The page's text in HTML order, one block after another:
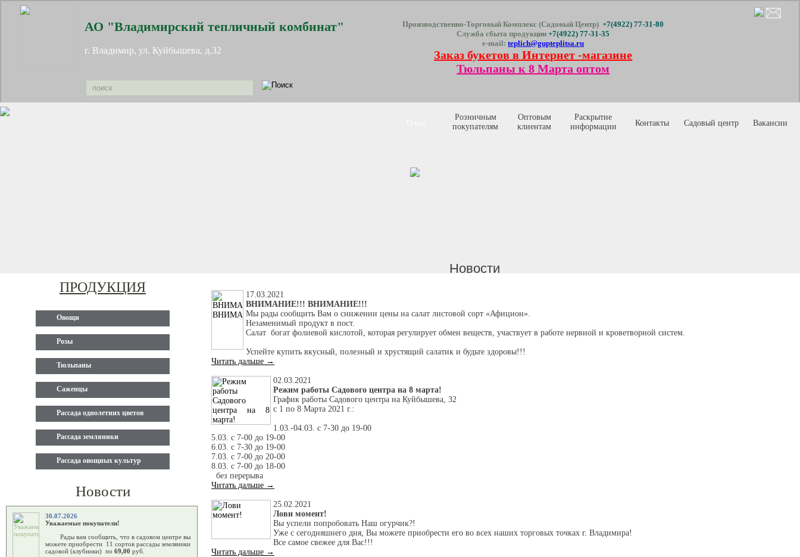
АО "Владимирский тепличный комбинат"
г. Владимир, ул. Куйбышева, д.32
Производственно-Торговый Комплекс (Садовый Центр) +7(4922) 77-31-80
Служба сбыта продукции+7(4922) 77-31-35
e-mail:teplich@gupteplitsa.ru
Заказ букетов в Интернет -магазине
Тюльпаны к 8 Марта оптом
Розничным
покупателям
Оптовым
клиентам
Раскрытие
информации
Контакты Садовый центр Вакансии
ПРОДУКЦИЯ
Овощи
Розы
Тюльпаны
Саженцы
Рассада однолетних цветов
Рассада земляники
Рассада овощных культур
Новости
30.07.2026
Уважаемые покупатели!
Рады вам сообщить, что в садовом центре вы
можете приобрести 11 сортов рассады земляники
садовой (клубники) по 69,00 руб.
Новости
17.03.2021
ВНИМАНИЕ!!! ВНИМАНИЕ!!!
Мы рады сообщить Вам о снижении цены на салат листовой сорт «Афицион».
Незаменимый продукт в пост.
Салат богат фолиевой кислотой, которая регулирует обмен веществ, участвует в работе нервной и кроветворной систем.
Успейте купить вкусный, полезный и хрустящий салатик и будьте здоровы!!!
Читать дальше →
02.03.2021
Режим работы Садового центра на 8 марта!
График работы Садового центра на Куйбышева, 32
с 1 по 8 Марта 2021 г.:
1.03.-04.03. с 7-30 до 19-00
5.03. с 7-00 до 19-00
6.03. с 7-30 до 19-00
7.03. с 7-00 до 20-00
8.03. с 7-00 до 18-00
без перерыва
Читать дальше →
25.02.2021
Лови момент!
Вы успели попробовать Наш огурчик?!
Уже с сегодняшнего дня, Вы можете приобрести его во всех наших торговых точках г. Владимира!
Все самое свежее для Вас!!!
Читать дальше →